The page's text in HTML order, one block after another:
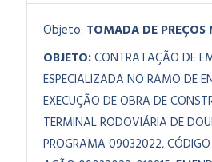
Objeto: TOMADA DE
OBJETO:CONTRATAÇÃO DE
ESPECIALIZADA NO RAMO DE
EXECUÇÃO DE OBRA DE
TERMINAL RODOVIÁRIA DE
PROGRAMA 09032022,